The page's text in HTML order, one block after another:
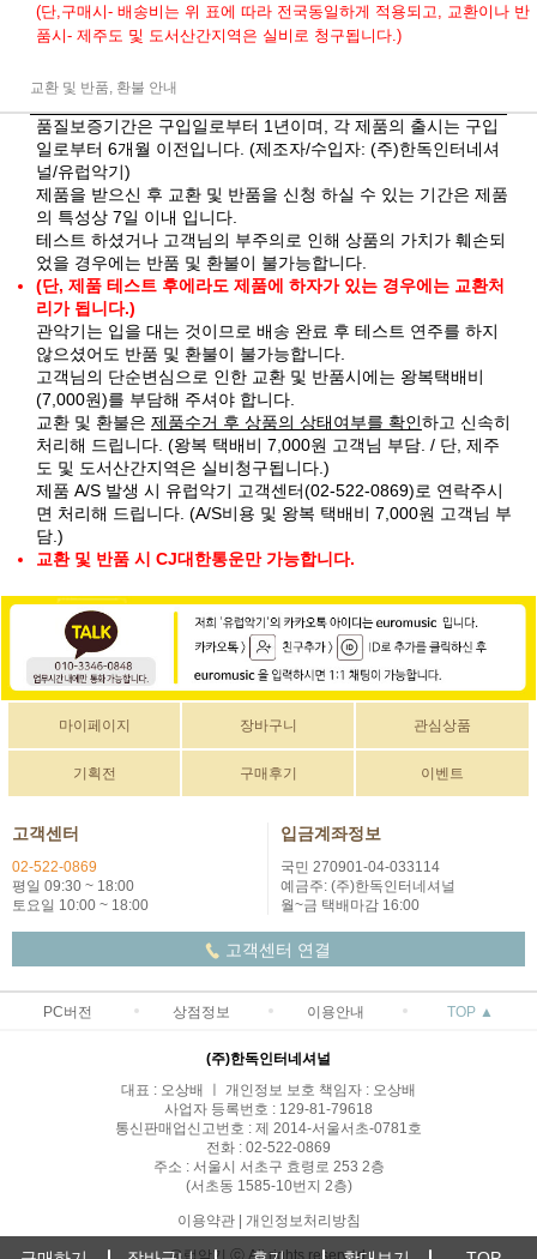
(단,구매시- 배송비는 위 표에 따라 전국동일하게 적용되고, 교환이나 반
품시- 제주도 및 도서산간지역은 실비로 청구됩니다.)
교환 및 반품, 환불 안내
품질보증기간은 구입일로부터 1년이며, 각 제품의 출시는 구입
일로부터 6개월 이전입니다. (제조자/수입자: (주)한독인터네셔
널/유럽악기)
제품을 받으신 후 교환 및 반품을 신청 하실 수 있는 기간은 제품
의 특성상 7일 이내 입니다.
테스트 하셨거나 고객님의 부주의로 인해 상품의 가치가 훼손되
었을 경우에는 반품 및 환불이 불가능합니다.
(단, 제품 테스트 후에라도 제품에 하자가 있는 경우에는 교환처
리가 됩니다.)
관악기는 입을 대는 것이므로 배송 완료 후 테스트 연주를 하지
않으셨어도 반품 및 환불이 불가능합니다.
고객님의 단순변심으로 인한 교환 및 반품시에는 왕복택배비
(7,000원)를 부담해 주셔야 합니다.
교환 및 환불은 제품수거 후 상품의 상태여부를 확인하고 신속히
처리해 드립니다. (왕복 택배비 7,000원 고객님 부담. / 단, 제주
도 및 도서산간지역은 실비청구됩니다.)
제품 A/S 발생 시 유럽악기 고객센터(02-522-0869)로 연락주시
면 처리해 드립니다. (A/S비용 및 왕복 택배비 7,000원 고객님 부
담.)
교환 및 반품 시 CJ대한통운만 가능합니다.
마이페이지 장바구니 관심상품
기획전 구매후기 이벤트
고객센터
02-522-0869
평일 09:30 ~ 18:00
토요일 10:00 ~ 18:00
입금계좌정보
국민 270901-04-033114
예금주: (주)한독인터네셔널
월~금 택배마감 16:00
고객센터 연결
PC버전 상점정보 이용안내 TOP ▲
(주)한독인터네셔널
대표 : 오상배 ㅣ 개인정보 보호 책임자 : 오상배
사업자 등록번호 : 129-81-79618
통신판매업신고번호 : 제 2014-서울서초-0781호
전화 : 02-522-0869
주소 : 서울시 서초구 효령로 253 2층
(서초동 1585-10번지 2층)
이용약관| 개인정보처리방침